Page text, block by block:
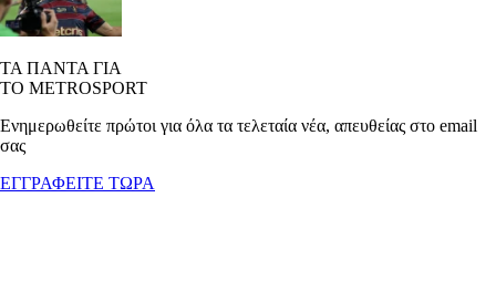
ΤΑ ΠΑΝΤΑ ΓΙΑ
ΤΟ METROSPORT
Ενημερωθείτε πρώτοι για όλα τα τελεταία νέα, απευθείας στο email
σας
ΕΓΓΡΑΦΕΙΤΕ ΤΩΡΑ